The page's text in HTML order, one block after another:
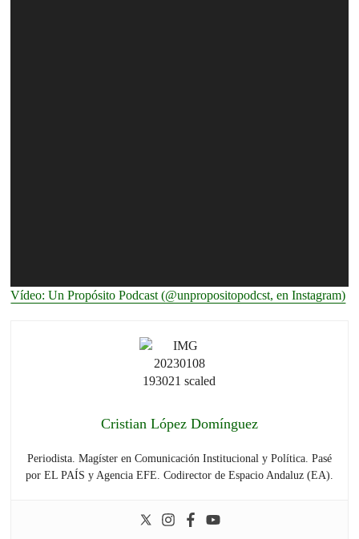
Vídeo: Un Propósito Podcast (@unpropositopodcst, en Instagram)
Cristian López Domínguez
Periodista. Magíster en Comunicación Institucional y Política. Pasé
por EL PAÍS y Agencia EFE. Codirector de Espacio Andaluz (EA).